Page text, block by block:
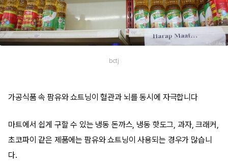
bctj
가공식품 속 팜유와 쇼트닝이 혈관과 뇌를 동시에 자극합니다
마트에서 쉽게 구할 수 있는 냉동 돈까스, 냉동 핫도그, 과자, 크래커,
초코파이 같은 제품에는 팜유와 쇼트닝이 사용되는 경우가 많습니
다.